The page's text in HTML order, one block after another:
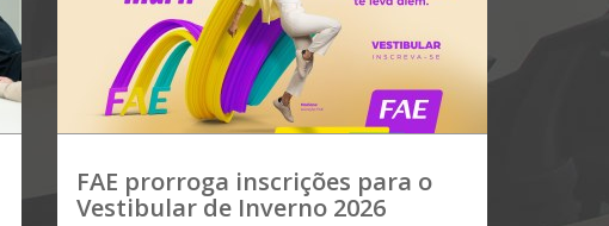
FAE prorroga inscrições para o
Vestibular de Inverno 2026